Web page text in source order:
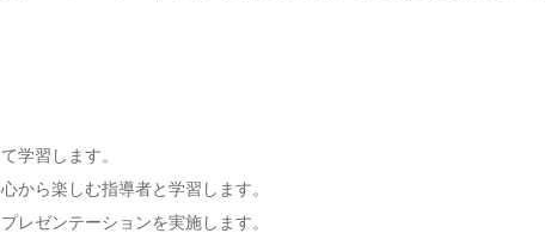
学習します。
から楽しむ指導者と学習します。
レゼンテーションを実施します。